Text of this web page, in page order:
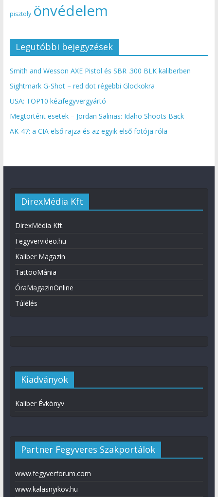
pisztoly önvédelem
Legutóbbi bejegyzések
Smith and Wesson AXE Pistol és SBR .300 BLK kaliberben
Sightmark G-Shot – red dot régebbi Glockokra
USA: TOP10 kézifegyvergyártó
Megtörtént esetek – Jordan Salinas: Idaho Shoots Back
AK-47: a CIA első rajza és az egyik első fotója róla
DirexMédia Kft
DirexMédia Kft.
Fegyvervideo.hu
Kaliber Magazin
TattooMánia
ÓraMagazinOnline
Túlélés
Kiadványok
Kaliber Évkönyv
Partner Fegyveres Szakportálok
www.fegyverforum.com
www.kalasnyikov.hu